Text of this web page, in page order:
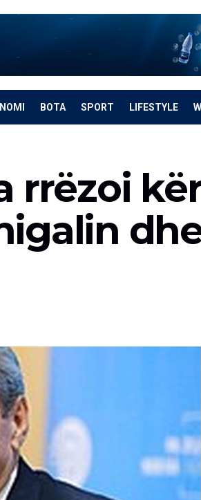
BOTA SPORT LIFESTYLE
rrëzoi